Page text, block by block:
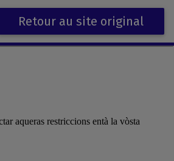
Retour au site original